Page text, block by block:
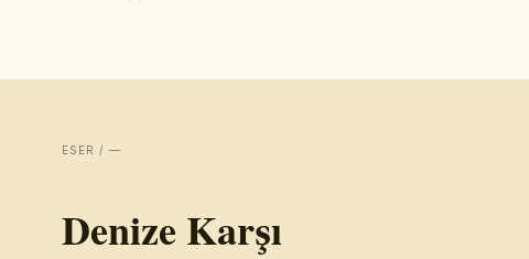
ESER / —
Denize Karşı